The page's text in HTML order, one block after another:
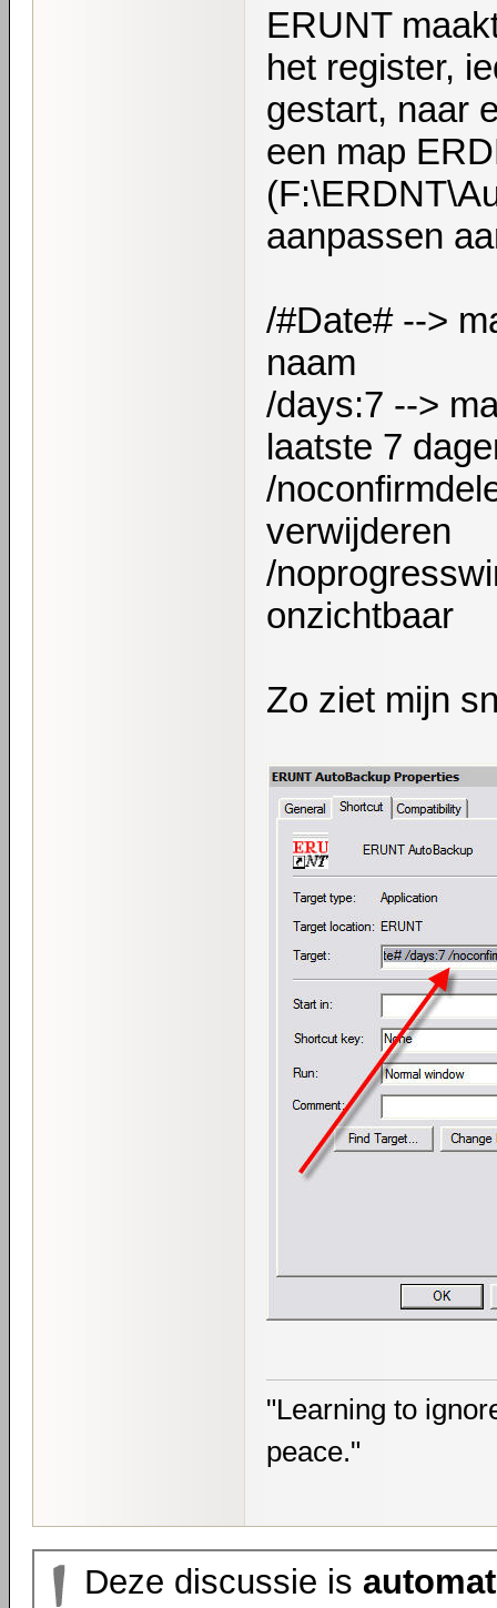
ERUNT
het register,
gestart, naar
een map
aanpassen
/#Date# -->
naam
/days:7 -->
laatste 7
/
verwijderen
/
onzichtbaar
Zo ziet mijn
"Learning to
peace."
Deze discussie is